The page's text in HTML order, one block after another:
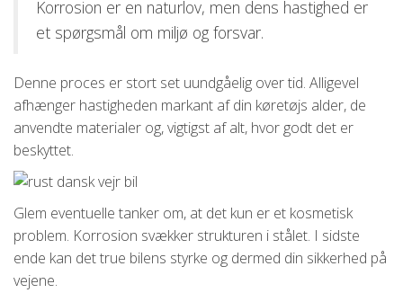
Korrosion er en naturlov, men dens hastighed er
et spørgsmål om miljø og forsvar.
Denne proces er stort set uundgåelig over tid. Alligevel
afhænger hastigheden markant af din køretøjs alder, de
anvendte materialer og, vigtigst af alt, hvor godt det er
beskyttet.
Glem eventuelle tanker om, at det kun er et kosmetisk
problem. Korrosion svækker strukturen i stålet. I sidste
ende kan det true bilens styrke og dermed din sikkerhed på
vejene.